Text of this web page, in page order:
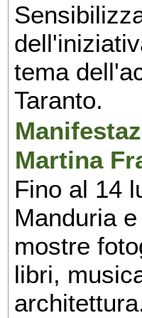
tema
Taranto.
Martina
Fino al 14
Manduria
mostre
libri,